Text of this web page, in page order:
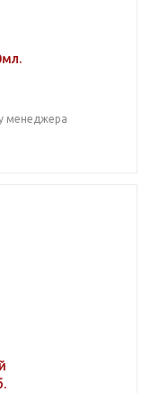
менеджера